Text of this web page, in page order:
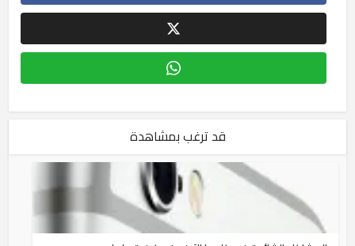
قد ترغب بمشاهدة